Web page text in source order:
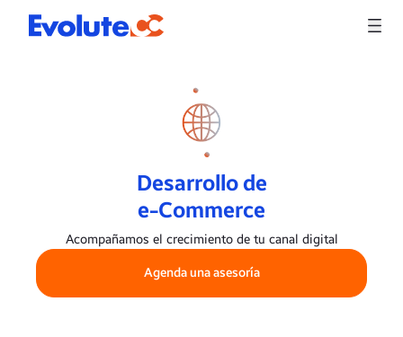
Desarrollo de
e-Commerce
Acompañamos el crecimiento de tu canal digital
Agenda una asesoría